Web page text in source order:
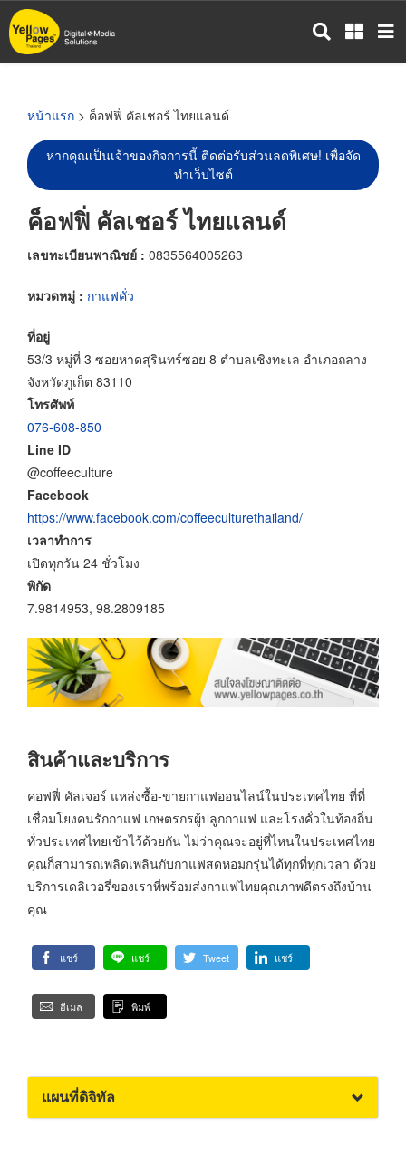
ข้าม
ไป
หน้าแรก > ค็อฟฟิ่ คัลเชอร์ ไทยแลนด์
หากคุณเป็นเจ้าของกิจการนี้ ติดต่อรับส่วนลดพิเศษ! เพื่อจัด
ทำเว็บไซต์
ค็อฟฟิ่ คัลเชอร์ ไทยแลนด์
เลขทะเบียนพาณิชย์ : 0835564005263
หมวดหมู่ : กาแฟคั่ว
ที่อยู่
53/3 หมู่ที่ 3 ซอยหาดสุรินทร์ซอย 8 ตำบลเชิงทะเล อำเภอถลาง
จังหวัดภูเก็ต 83110
โทรศัพท์
076-608-850
Line ID
@coffeeculture
Facebook
https://www.facebook.com/coffeeculturethailand/
เวลาทำการ
เปิดทุกวัน 24 ชั่วโมง
พิกัด
7.9814953, 98.2809185
สินค้าและบริการ
คอฟฟี่ คัลเจอร์ แหล่งซื้อ-ขายกาแฟออนไลน์ในประเทศไทย ที่ที่
เชื่อมโยงคนรักกาแฟ เกษตรกรผู้ปลูกกาแฟ และโรงคั่วในท้องถิ่น
ทั่วประเทศไทยเข้าไว้ด้วยกัน ไม่ว่าคุณจะอยู่ที่ไหนในประเทศไทย
คุณก็สามารถเพลิดเพลินกับกาแฟสดหอมกรุ่นได้ทุกที่ทุกเวลา ด้วย
บริการเดลิเวอรี่ของเราที่พร้อมส่งกาแฟไทยคุณภาพดีตรงถึงบ้าน
คุณ
แชร์ แชร์ Tweet แชร์
อีเมล พิมพ์
แผนที่ดิจิทัล